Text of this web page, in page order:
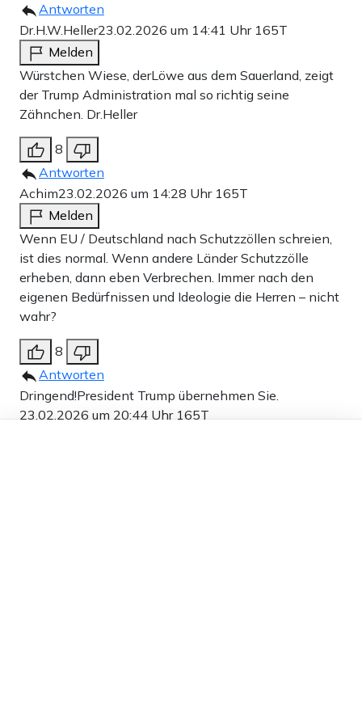
Antworten
Dr.H.W.Heller23.02.2026 um 14:41 Uhr 165T
Melden
Würstchen Wiese, derLöwe aus dem Sauerland, zeigt
der Trump Administration mal so richtig seine
Zähnchen. Dr.Heller
8
Antworten
Achim23.02.2026 um 14:28 Uhr 165T
Melden
Wenn EU / Deutschland nach Schutzzöllen schreien,
ist dies normal. Wenn andere Länder Schutzzölle
erheben, dann eben Verbrechen. Immer nach den
eigenen Bedürfnissen und Ideologie die Herren – nicht
wahr?
8
Antworten
Dringend!President Trump übernehmen Sie.
23.02.2026 um 20:44 Uhr 165T